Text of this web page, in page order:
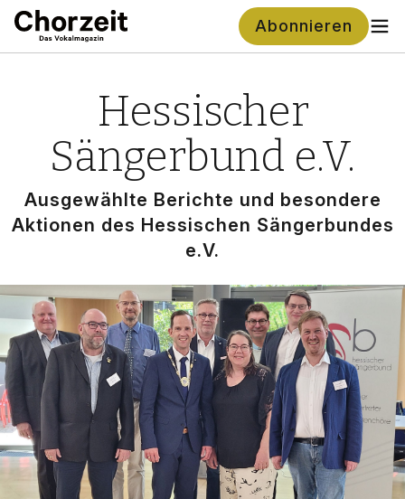
Abonnieren
Hessischer
Sängerbund e.V.
Aus­ge­wähl­te Berich­te und beson­de­re
Aktio­nen des Hes­si­schen Sän­ger­bun­des
e.V.